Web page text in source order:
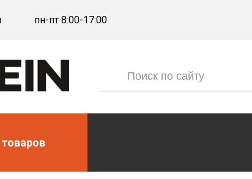
пн-пт 8:00-17:00